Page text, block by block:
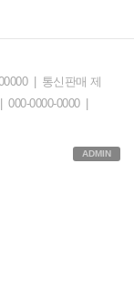
통신판매 제
000-0000-0000
ADMIN